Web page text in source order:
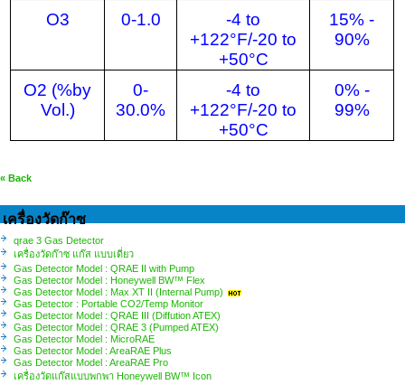
O3 0-1.0
-4 to
+122°F/-20 to
+50°C
15% -
90%
O2 (%by
Vol.)
0-
30.0%
-4 to
+122°F/-20 to
+50°C
0% -
99%
« Back
เครื่องวัดก๊าซ
qrae 3 Gas Detector
เครื่องวัดก๊าซ แก๊ส แบบเดี่ยว
Gas Detector Model : QRAE II with Pump
Gas Detector Model : Honeywell BW™ Flex
Gas Detector Model : Max XT II (Internal Pump)
Gas Detector : Portable CO2/Temp Monitor
Gas Detector Model : QRAE III (Diffution ATEX)
Gas Detector Model : QRAE 3 (Pumped ATEX)
Gas Detector Model : MicroRAE
Gas Detector Model : AreaRAE Plus
Gas Detector Model : AreaRAE Pro
เครื่องวัดแก๊สแบบพกพา Honeywell BW™ Icon